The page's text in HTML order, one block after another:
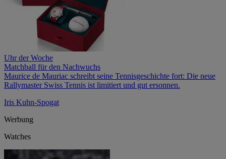
Uhr der Woche
Matchball für den Nachwuchs
Maurice de Mauriac schreibt seine Tennisgeschichte fort: Die neue
Rallymaster Swiss Tennis ist limitiert und gut ersonnen.
Iris Kuhn-Spogat
Werbung
Watches